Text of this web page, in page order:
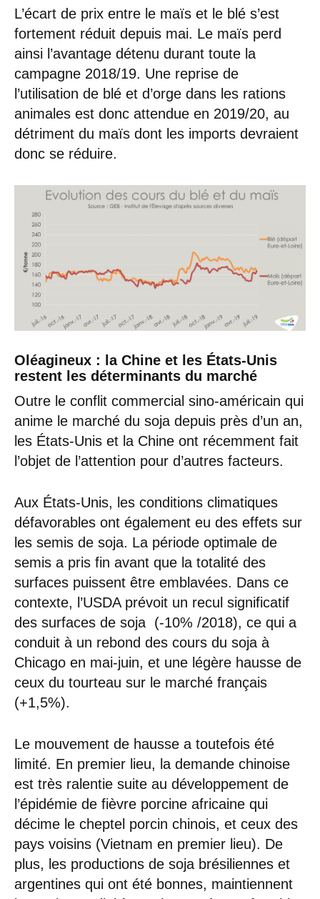
L’écart de prix entre le maïs et le blé s’est
fortement réduit depuis mai. Le maïs perd
ainsi l’avantage détenu durant toute la
campagne 2018/19. Une reprise de
l’utilisation de blé et d’orge dans les rations
animales est donc attendue en 2019/20, au
détriment du maïs dont les imports devraient
donc se réduire.
Oléagineux : la Chine et les États-Unis
restent les déterminants du marché
Outre le conflit commercial sino-américain qui
anime le marché du soja depuis près d’un an,
les États-Unis et la Chine ont récemment fait
l’objet de l’attention pour d’autres facteurs.
Aux États-Unis, les conditions climatiques
défavorables ont également eu des effets sur
les semis de soja. La période optimale de
semis a pris fin avant que la totalité des
surfaces puissent être emblavées. Dans ce
contexte, l’USDA prévoit un recul significatif
des surfaces de soja (-10% /2018), ce qui a
conduit à un rebond des cours du soja à
Chicago en mai-juin, et une légère hausse de
ceux du tourteau sur le marché français
(+1,5%).
Le mouvement de hausse a toutefois été
limité. En premier lieu, la demande chinoise
est très ralentie suite au développement de
l’épidémie de fièvre porcine africaine qui
décime le cheptel porcin chinois, et ceux des
pays voisins (Vietnam en premier lieu). De
plus, les productions de soja brésiliennes et
argentines qui ont été bonnes, maintiennent